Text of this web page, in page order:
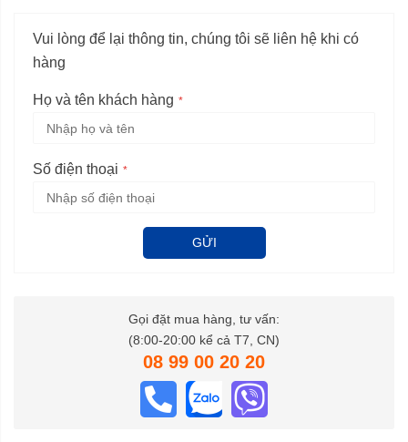
Vui lòng để lại thông tin, chúng tôi sẽ liên hệ khi có
hàng
Họ và tên khách hàng
Số điện thoại
GỬI
Gọi đặt mua hàng, tư vấn:
(8:00-20:00 kể cả T7, CN)
08 99 00 20 20